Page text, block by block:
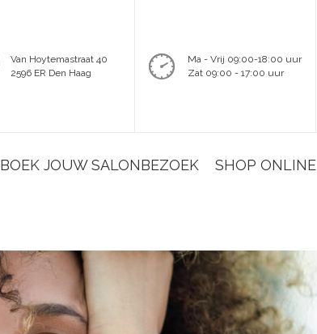
Van Hoytemastraat 40
2596 ER Den Haag
Ma - Vrij 09:00-18:00 uur
Zat 09:00 - 17:00 uur
BOEK JOUW SALONBEZOEK SHOP ONLINE